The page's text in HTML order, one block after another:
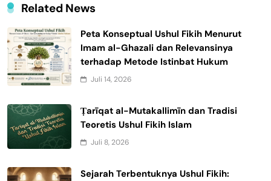
Related News
Peta Konseptual Ushul Fikih Menurut
Imam al-Ghazali dan Relevansinya
terhadap Metode Istinbat Hukum
Juli 14, 2026
Ṭarīqat al-Mutakallimīn dan Tradisi
Teoretis Ushul Fikih Islam
Juli 8, 2026
Sejarah Terbentuknya Ushul Fikih: